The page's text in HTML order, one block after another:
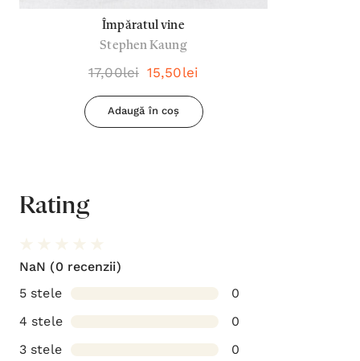
Împăratul vine
Stephen Kaung
17,00lei 15,50lei
Adaugă în coș
Rating
NaN (0 recenzii)
5 stele
0
4 stele
0
3 stele
0